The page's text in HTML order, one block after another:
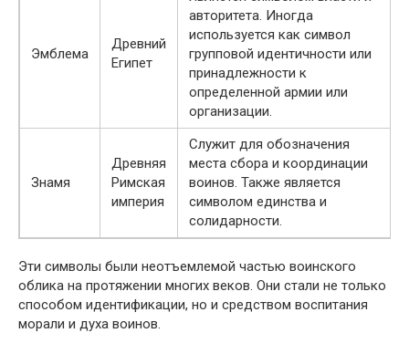
Эмблема
Древний
Египет
авторитета. Иногда
используется как символ
групповой идентичности или
принадлежности к
определенной армии или
организации.
Знамя
Древняя
Римская
империя
Служит для обозначения
места сбора и координации
воинов. Также является
символом единства и
солидарности.
Эти символы были неотъемлемой частью воинского
облика на протяжении многих веков. Они стали не только
способом идентификации, но и средством воспитания
морали и духа воинов.